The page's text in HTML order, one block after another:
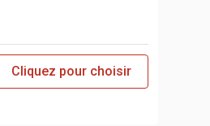
Cliquez pour choisir